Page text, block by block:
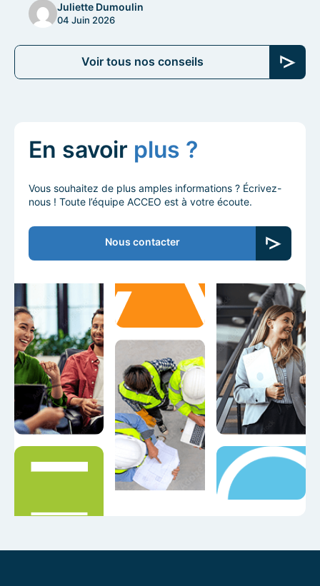
Juliette Dumoulin
04 Juin 2026
Voir tous nos conseils
En savoir plus ?
Vous souhaitez de plus amples informations ? Écrivez-
nous ! Toute l’équipe ACCEO est à votre écoute.
Nous contacter